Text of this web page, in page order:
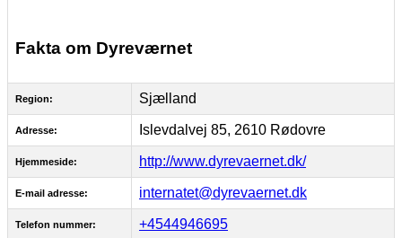
Fakta om Dyreværnet
Region: Sjælland
Adresse: Islevdalvej 85, 2610 Rødovre
Hjemmeside: http://www.dyrevaernet.dk/
E-mail adresse: internatet@dyrevaernet.dk
Telefon nummer: +4544946695